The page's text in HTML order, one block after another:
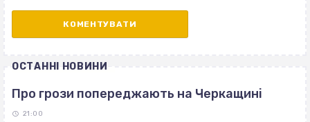
ОСТАННІ НОВИНИ
Про грози попереджають на Черкащині
21:00